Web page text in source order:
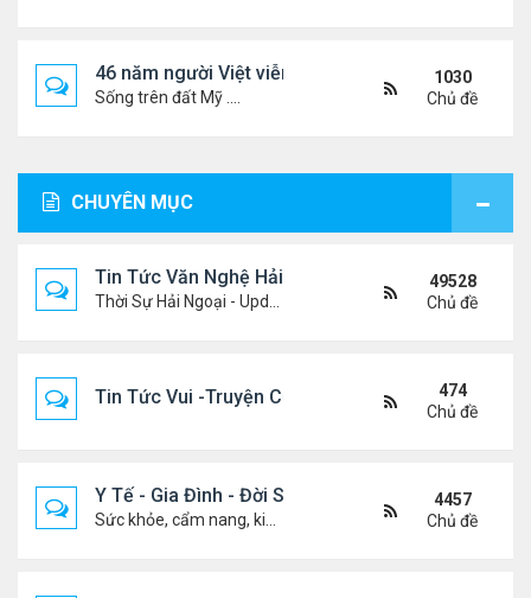
46 năm người Việt viễn xứ
Sống trên đất Mỹ ....
1030
Chủ đề
CHUYÊN MỤC
Tin Tức Văn Nghệ Hải Ngoại
49528
Chủ đề
Tin Tức Vui -Truyện Cười- Video Hài
474
Chủ đề
Y Tế - Gia Đình - Đời Sống
4457
Chủ đề